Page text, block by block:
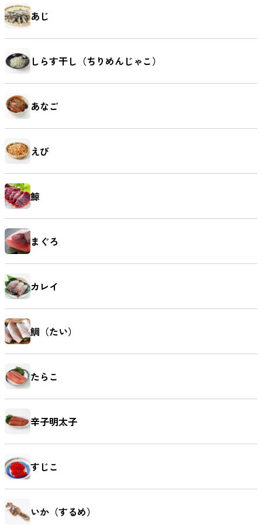
あじ
しらす干し（ちりめんじゃこ）
あなご
えび
鯨
まぐろ
カレイ
鯛（たい）
たらこ
辛子明太子
すじこ
いか（するめ）